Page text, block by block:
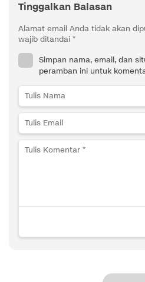
Tinggalkan Balasan
Alamat email Anda tidak akan
wajib ditandai *
Simpan nama, email, dan
peramban ini untuk